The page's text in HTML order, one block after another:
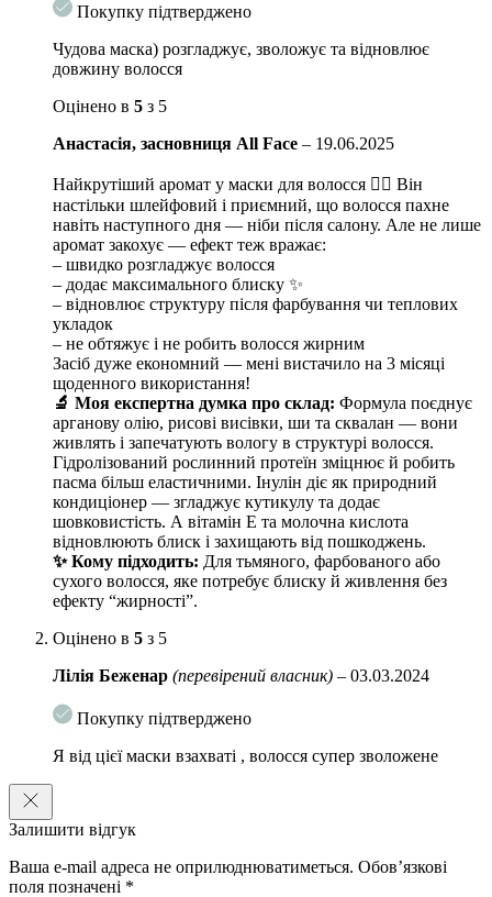
Покупку підтверджено
Чудова маска) розгладжує, зволожує та відновлює
довжину волосся
Оцінено в 5 з 5
Анастасія, засновниця All Face – 19.06.2025
Найкрутіший аромат у маски для волосся ❤️‍🔥 Він
настільки шлейфовий і приємний, що волосся пахне
навіть наступного дня — ніби після салону. Але не лише
аромат закохує — ефект теж вражає:
– швидко розгладжує волосся
– додає максимального блиску ✨
– відновлює структуру після фарбування чи теплових
укладок
– не обтяжує і не робить волосся жирним
Засіб дуже економний — мені вистачило на 3 місяці
щоденного використання!
🔬 Моя експертна думка про склад: Формула поєднує
арганову олію, рисові висівки, ши та сквалан — вони
живлять і запечатують вологу в структурі волосся.
Гідролізований рослинний протеїн зміцнює й робить
пасма більш еластичними. Інулін діє як природний
кондиціонер — згладжує кутикулу та додає
шовковистість. А вітамін Е та молочна кислота
відновлюють блиск і захищають від пошкоджень.
✨ Кому підходить: Для тьмяного, фарбованого або
сухого волосся, яке потребує блиску й живлення без
ефекту “жирності”.
Оцінено в 5 з 5
Лілія Беженар (перевірений власник) – 03.03.2024
Покупку підтверджено
Я від цієї маски взахваті , волосся супер зволожене
Залишити відгук
Ваша e-mail адреса не оприлюднюватиметься. Обов’язкові
поля позначені *